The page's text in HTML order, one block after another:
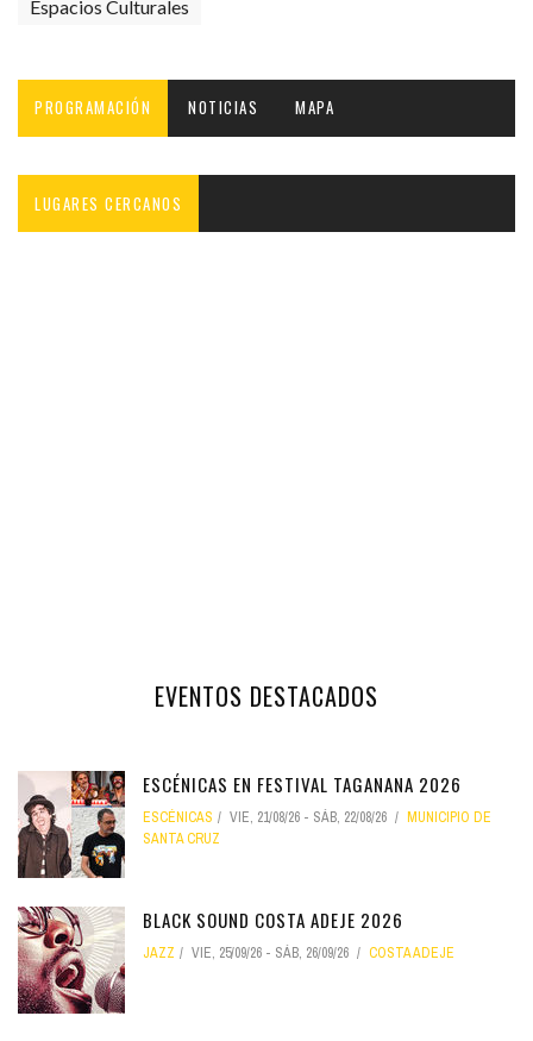
Espacios Culturales
PROGRAMACIÓN NOTICIAS MAPA
LUGARES CERCANOS
EVENTOS DESTACADOS
ESCÉNICAS EN FESTIVAL TAGANANA 2026
ESCÉNICAS VIE, 21/08/26 - SÁB, 22/08/26
MUNICIPIO DE
SANTA CRUZ
BLACK SOUND COSTA ADEJE 2026
JAZZ VIE, 25/09/26 - SÁB, 26/09/26 COSTA ADEJE